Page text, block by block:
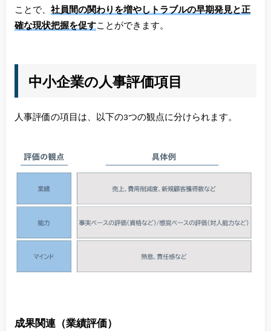
ことで、 社員間の関わりを増やしトラブルの早期発見と正
確な現状把握を促すことができます。
中小企業の人事評価項目
人事評価の項目は、以下の3つの観点に分けられます。
成果関連（業績評価）